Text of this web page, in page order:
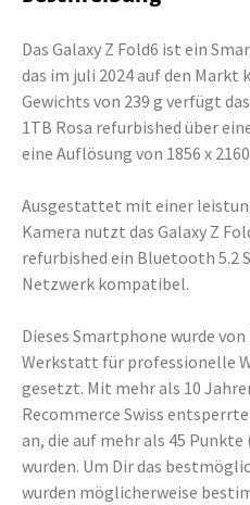
Das Galaxy Z Fold6 ist ein
das im juli 2024 auf den Markt
Gewichts von 239 g verfügt
1TB Rosa refurbished über
eine Auflösung von 1856 x
Ausgestattet mit einer
Kamera nutzt das Galaxy Z
refurbished ein Bluetooth 5.2
Netzwerk kompatibel.
Dieses Smartphone wurde
Werkstatt für professionelle
gesetzt. Mit mehr als 10
Recommerce Swiss
an, die auf mehr als 45
wurden. Um Dir das
wurden möglicherweise